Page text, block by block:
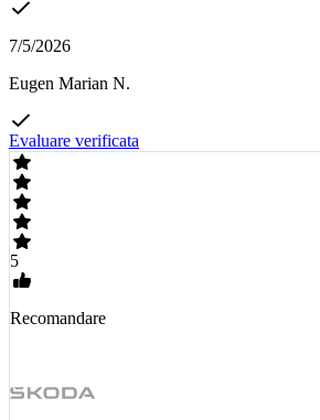
7/5/2026
Eugen Marian N.
Evaluare verificata
5
Recomandare